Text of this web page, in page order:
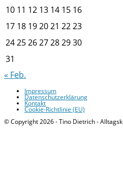
10 11 12 13 14 15 16
17 18 192021 2223
24252627282930
31
« Feb.
Impressum
Datenschutzerklärung
Kontakt
Cookie-Richtlinie (EU)
© Copyright 2026 - Tino Dietrich -